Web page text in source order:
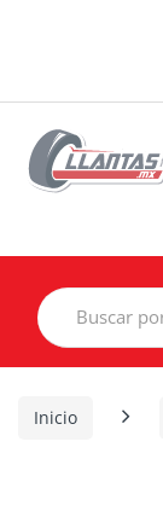
Search
for:
Inicio